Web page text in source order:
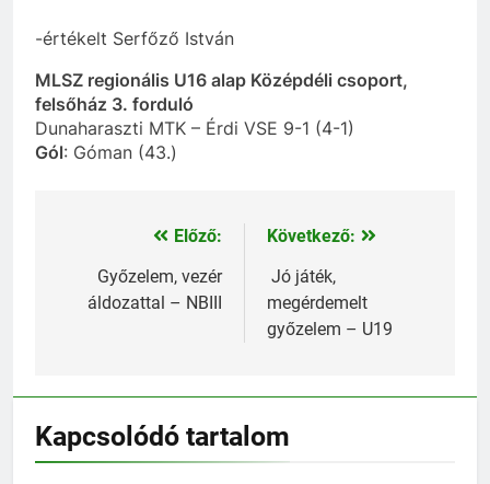
-értékelt Serfőző István
MLSZ regionális U16 alap Középdéli csoport,
felsőház 3. forduló
Dunaharaszti MTK – Érdi VSE 9-1 (4-1)
Gól: Góman (43.)
Bejegyzés
navigáció
Előző:
Győzelem, vezér
áldozattal – NBIII
Következő:
Jó játék,
megérdemelt
győzelem – U19
Kapcsolódó tartalom